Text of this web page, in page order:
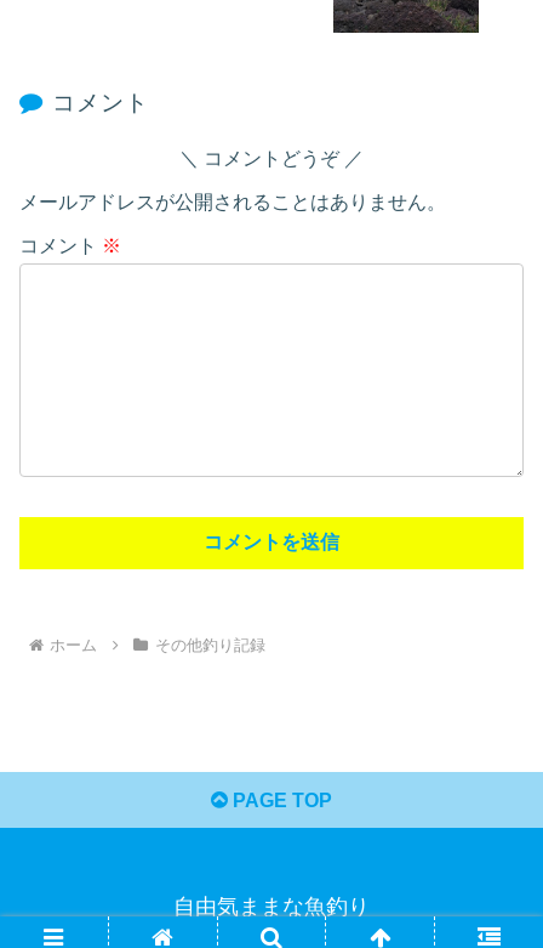
コメント
コメントどうぞ
メールアドレスが公開されることはありません。
コメント ※
ホーム その他釣り記録
PAGE TOP
自由気ままな魚釣り
© 2021 自由気ままな魚釣り.